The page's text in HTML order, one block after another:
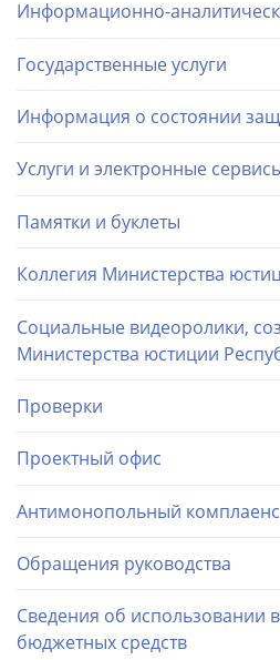
Информационно-
Государственные услуги
Информация о состоянии
Услуги и электронные
Памятки и буклеты
Коллегия Министерства
Социальные видеоролики,
Министерства юстиции
Проверки
Проектный офис
Антимонопольный комплаенс
Обращения руководства
Сведения об использовании
бюджетных средств